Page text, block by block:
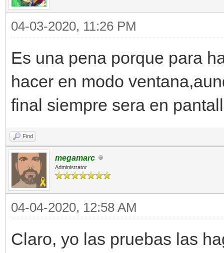
04-03-2020, 11:26 PM
Es una pena porque para
hacer en modo
final siempre sera en
Find
megamarc
Administrator
04-04-2020, 12:58 AM
Claro, yo las pruebas las